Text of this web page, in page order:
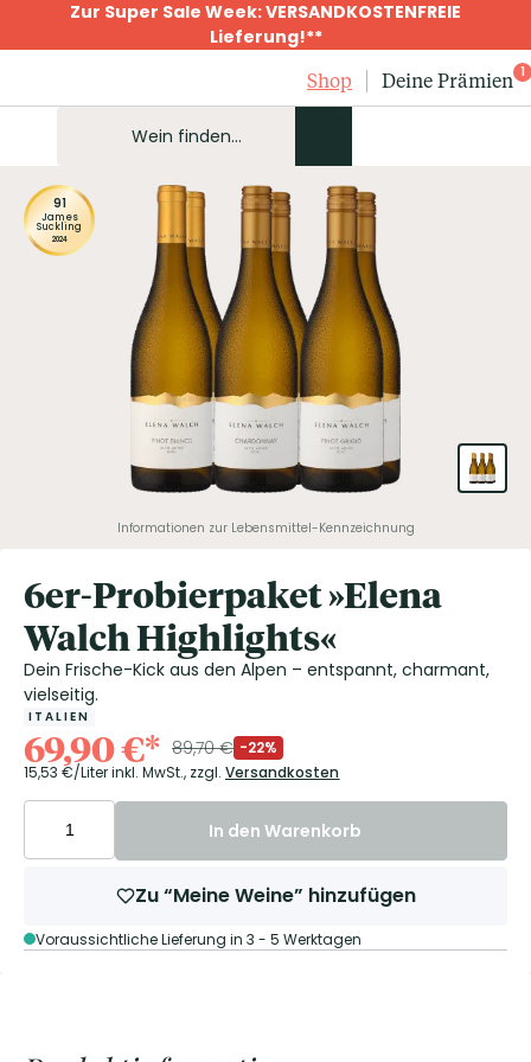
Zur Super Sale Week: VERSANDKOSTENFREIE
Lieferung!**
Shop
Deine Prämien 1
91
James
Suckling
2024
Informationen zur Lebensmittel-Kennzeichnung
6er-Probierpaket »Elena
Walch Highlights«
Dein Frische-Kick aus den Alpen – entspannt, charmant,
vielseitig.
ITALIEN
69,90€* 89,70€ -22%
15,53 €/Literinkl. MwSt., zzgl. Versandkosten
In den Warenkorb
Zu “Meine Weine” hinzufügen
Voraussichtliche Lieferung in 3 - 5 Werktagen